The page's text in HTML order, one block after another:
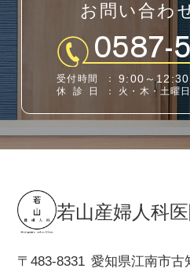
お問い合わ
0587-
受付時間 ： 9:00～
休診日 ： 火・木・土曜
若山産婦人科
〒483-8331 愛知県江南市古